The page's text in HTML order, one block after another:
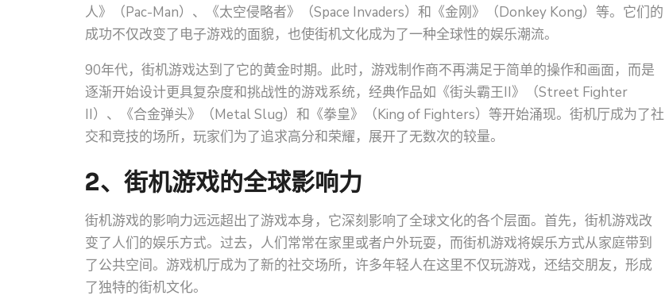
人》（Pac-Man）、《太空侵略者》（Space Invaders）和《金刚》（Donkey Kong）等。它们的
成功不仅改变了电子游戏的面貌，也使街机文化成为了一种全球性的娱乐潮流。
90年代，街机游戏达到了它的黄金时期。此时，游戏制作商不再满足于简单的操作和画面，而是
逐渐开始设计更具复杂度和挑战性的游戏系统，经典作品如《街头霸王II》（Street Fighter
II）、《合金弹头》（Metal Slug）和《拳皇》（King of Fighters）等开始涌现。街机厅成为了社
交和竞技的场所，玩家们为了追求高分和荣耀，展开了无数次的较量。
2、街机游戏的全球影响力
街机游戏的影响力远远超出了游戏本身，它深刻影响了全球文化的各个层面。首先，街机游戏改
变了人们的娱乐方式。过去，人们常常在家里或者户外玩耍，而街机游戏将娱乐方式从家庭带到
了公共空间。游戏机厅成为了新的社交场所，许多年轻人在这里不仅玩游戏，还结交朋友，形成
了独特的街机文化。